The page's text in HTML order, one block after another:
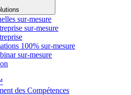
sur-mesure
sur-mesure
100% sur-mesure
sur-mesure
des Compétences